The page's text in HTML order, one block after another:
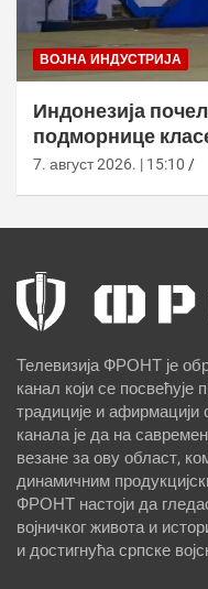
ВОЈНА ИНДУСТРИЈА
Индонезија
подморнице
7. август 2026. | 15:10
Телевизија ФРОНТ је
канал који се посвећује
традиције и
канала је да на
везане за ову област,
динамичним
ФРОНТ настоји да
војничког живота и
и достигнућа српске